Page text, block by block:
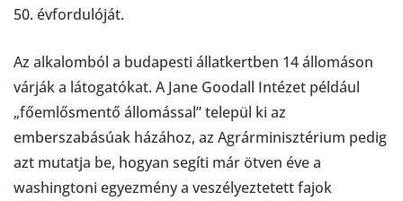
50. évfordulóját.
Az alkalomból a budapesti állatkertben 14 állomáson
várják a látogatókat. A Jane Goodall Intézet például
„főemlősmentő állomással” települ ki az
emberszabásúak házához, az Agrárminisztérium pedig
azt mutatja be, hogyan segíti már ötven éve a
washingtoni egyezmény a veszélyeztetett fajok